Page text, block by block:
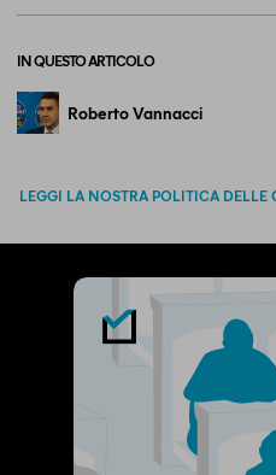
IN QUESTO ARTICOLO
Roberto Vannacci
LEGGI LA NOSTRA POLITICA DELLE